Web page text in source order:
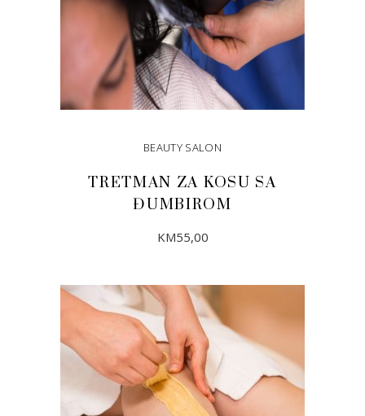
BEAUTY SALON
TRETMAN ZA KOSU SA
ĐUMBIROM
KM55,00
DODAJ U KORPU